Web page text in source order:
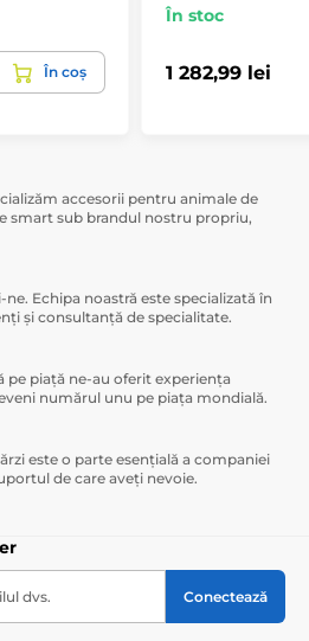
În coș
În stoc
1 282,99 lei
accesorii pentru animale de
smart sub brandul nostru propriu,
Echipa noastră este specializată în
și consultanță de specialitate.
pe piață ne-au oferit experiența
numărul unu pe piața mondială.
este o parte esențială a companiei
de care aveți nevoie.
dvs. Conectează